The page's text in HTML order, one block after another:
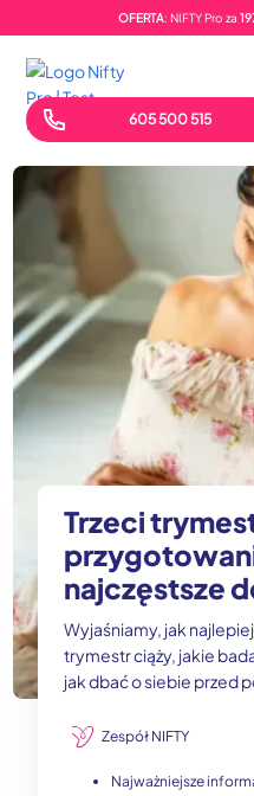
OFERTA: NIFTY Pro za
605 500 515
Trzeci
najczęstsze
Wyjaśniamy, jak
trymestr ciąży, jakie
jak dbać o siebie przed
Zespół NIFTY
Najważniejsze